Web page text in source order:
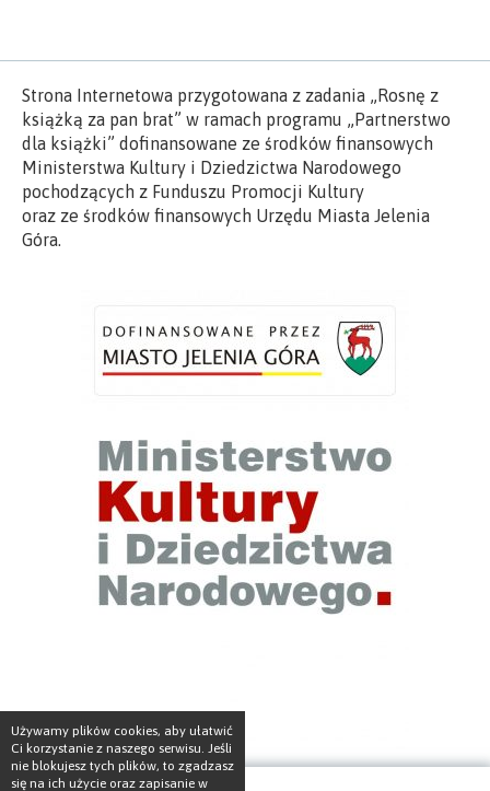
Strona Internetowa przygotowana z zadania „Rosnę z
książką za pan brat” w ramach programu „Partnerstwo
dla książki” dofinansowane ze środków finansowych
Ministerstwa Kultury i Dziedzictwa Narodowego
pochodzących z Funduszu Promocji Kultury
oraz ze środków finansowych Urzędu Miasta Jelenia
Góra.
Używamy plików cookies, aby ułatwić
Ci korzystanie z naszego serwisu. Jeśli
nie blokujesz tych plików, to zgadzasz
się na ich użycie oraz zapisanie w